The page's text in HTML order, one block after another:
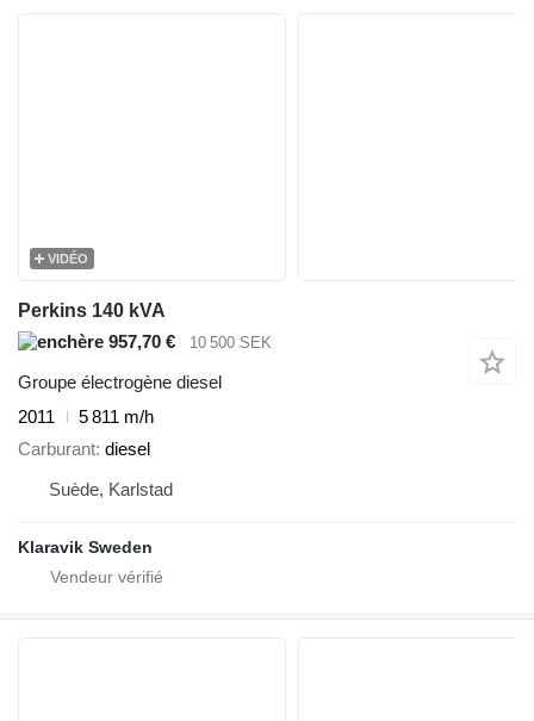
VIDÉO
Perkins 140 kVA
957,70 €
10 500 SEK
Groupe électrogène diesel
2011
5 811 m/h
Carburant diesel
Suède, Karlstad
Klaravik Sweden